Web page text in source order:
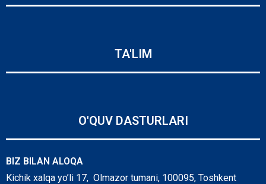
TA'LIM
O'QUV DASTURLARI
BIZ BILAN ALOQA
Kichik xalqa yo’li 17, Olmazor tumani, 100095, Toshkent